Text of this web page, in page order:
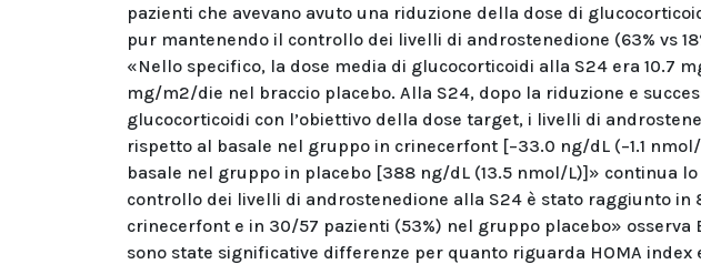
pazienti che avevano avuto una riduzione della dose di
pur mantenendo il controllo dei livelli di androstenedione (63% vs
«Nello specifico, la dose media di glucocorticoidi alla S24 era 10.7
mg/m2/die nel braccio placebo. Alla S24, dopo la riduzione e
glucocorticoidi con l’obiettivo della dose target, i livelli di
rispetto al basale nel gruppo in crinecerfont [−33.0 ng/dL (−1.1
basale nel gruppo in placebo [388 ng/dL (13.5 nmol/L)]» continua
controllo dei livelli di androstenedione alla S24 è stato raggiunto in
crinecerfont e in 30/57 pazienti (53%) nel gruppo placebo» osserva
sono state significative differenze per quanto riguarda HOMA